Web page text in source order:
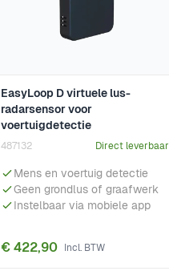
EasyLoop D virtuele lus-
radarsensor voor
voertuigdetectie
487132 Direct leverbaar
Mens en voertuig detectie
Geen grondlus of graafwerk
Instelbaar via mobiele app
€ 422,90